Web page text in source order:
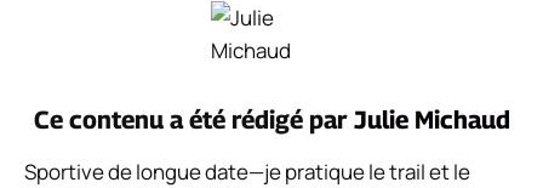
Ce contenu a été rédigé par Julie Michaud
Sportive de longue date—je pratique le trail et le